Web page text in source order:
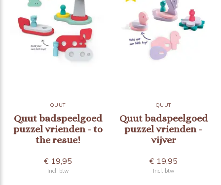
QUUT
Quut badspeelgoed
puzzel vrienden - to
the resue!
€ 19,95
Incl. btw
QUUT
Quut badspeelgoed
puzzel vrienden -
vijver
€ 19,95
Incl. btw